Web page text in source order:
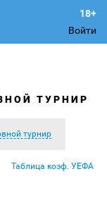
Войти
ТУРНИР
турнир
Таблица коэф. УЕФА